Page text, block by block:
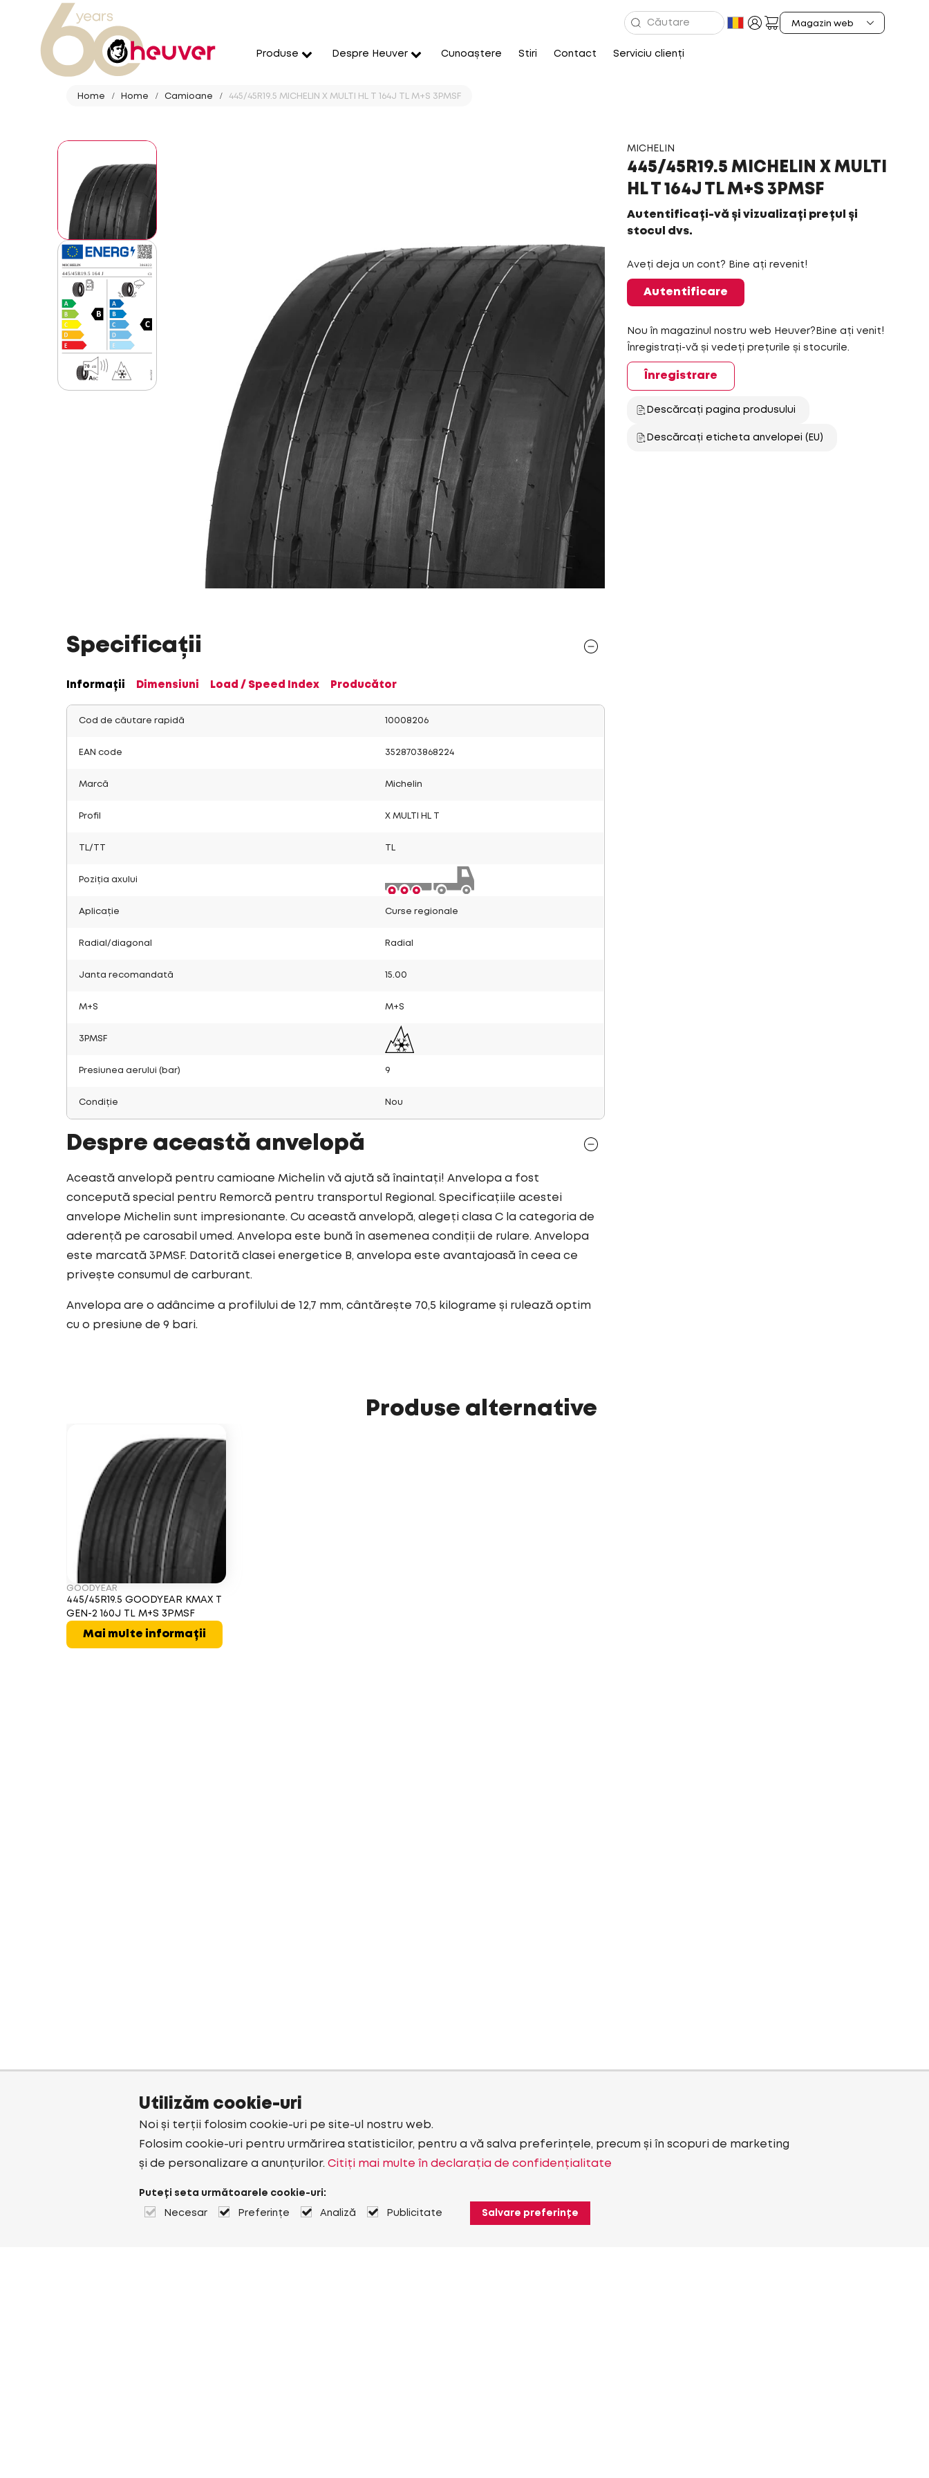
Produse Despre Heuver Cunoaștere Stiri Contact Serviciu clienți
Home Home Camioane 445/45R19.5 MICHELIN X MULTI HL T 164J TL M+S 3PMSF
MICHELIN
445/45R19.5 MICHELIN X MULTI
HL T 164J TL M+S 3PMSF
Autentificați-vă și vizualizați prețul și
stocul dvs.
Aveți deja un cont? Bine ați revenit!
Autentificare
Nou în magazinul nostru web Heuver?Bine ați venit!
Înregistrați-vă și vedeți prețurile și stocurile.
Înregistrare
Descărcați pagina produsului
Descărcați eticheta anvelopei (EU)
Specificații
Informații Dimensiuni Load / Speed Index Producător
Cod de căutare rapidă 10008206
EAN code 3528703868224
Marcă Michelin
Profil X MULTI HL T
TL/TT
Poziția axului
Aplicație Curse regionale
Radial/diagonal Radial
Janta recomandată 15.00
M+S M+S
3PMSF
Presiunea aerului (bar) 9
Condiție Nou
Despre această anvelopă
Această anvelopă pentru camioane Michelin vă ajută să înaintați! Anvelopa a fost
concepută special pentru Remorcă pentru transportul Regional. Specificațiile acestei
anvelope Michelin sunt impresionante. Cu această anvelopă, alegeți clasa C la categoria de
aderență pe carosabil umed. Anvelopa este bună în asemenea condiții de rulare. Anvelopa
este marcată 3PMSF. Datorită clasei energetice B, anvelopa este avantajoasă în ceea ce
privește consumul de carburant.
Anvelopa are o adâncime a profilului de 12,7 mm, cântărește 70,5 kilograme și rulează optim
cu o presiune de 9 bari.
Produse alternative
GOODYEAR
445/45R19.5 GOODYEAR KMAX T
GEN-2 160J TL M+S 3PMSF
Mai multe informații
Utilizăm cookie-uri
Noi și terții folosim cookie-uri pe site-ul nostru web.
Folosim cookie-uri pentru urmărirea statisticilor, pentru a vă salva preferințele, precum și în scopuri de marketing
și de personalizare a anunțurilor. Citiți mai multe în declarația de confidențialitate
Puteți seta următoarele cookie-uri:
Necesar Preferințe Analiză Publicitate Salvare preferințe